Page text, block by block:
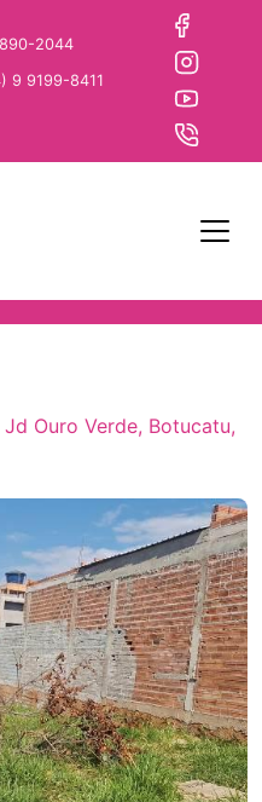
2044
9 9199-8411
Ouro Verde, Botucatu,